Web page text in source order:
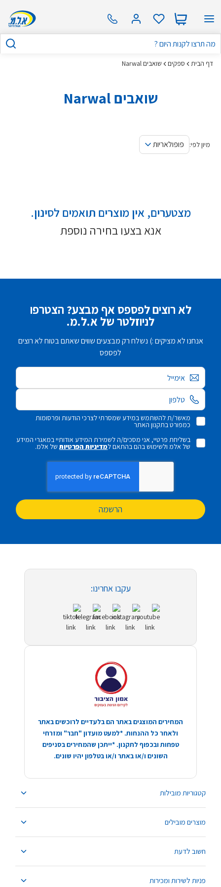
דף הבית ספקים שואבים Narwal
שואבים Narwal
מיון לפי: פופולאריות
מצטערים, אין מוצרים תואמים לסינון.
אנא בצעו בחירה נוספת
לא רוצים לפספס אף מבצע? הצטרפו
לניוזלטר של א.ל.מ.
אנחנו לא מציקים :) נשלח רק מבצעים שווים שאתם בטוח לא רוצים
לפספס
אימייל
מאשר/ת להשתמש במידע שמסרתי לצרכי הודעות ופרסומות
כמפורט בתקנון האתר
בשליחת פרטיי, אני מסכים/ה לשמירת המידע אודותיי במאגרי המידע
של אלמ ולשימוש בהם בהתאם למדיניות הפרטיותשל אלמ.
הרשמה
קטגוריות מובילות
מוצרים מובילים
חשוב לדעת
פניות לשירות ומכירות
עקבו אחרינו:
המחירים המוצגים באתר הם בלעדיים לרוכשים באתר
ולאחר כל ההנחות. *למעט מועדון "חבר" ומזרחי
טפחות ובכפוף לתקנון. *ייתכן שהמחירים בסניפים
השונים ו/או באתר ו/או בטלפון יהיו שונים.